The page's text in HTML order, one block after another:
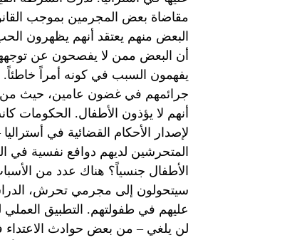
مقاضاة بعض المجرمين بموجب
البعض منهم يعتقد أنهم يظهرون
أن البعض ممن لا يفصحون عن توجههم
جرائمهم في غضون عامين، حيث من
أنهم لا يؤذون الأطفال. الحكومات
لإصدار الأحكام القضائية في
المتحرشين لديهم دوافع نفسية
الأطفال جنسياً؟ هناك عدد من
عليهم في طفولتهم. التطبيق
لن يلغي – من بعض حوادث